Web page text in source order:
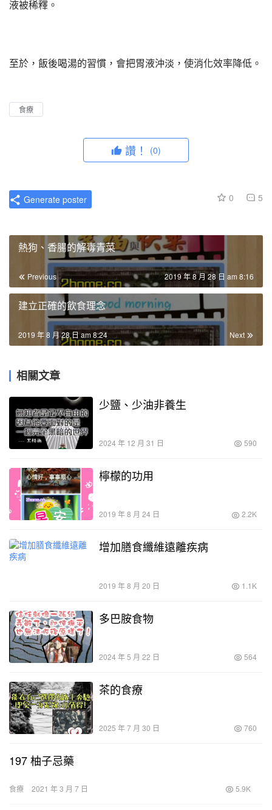
液被稀釋。
至於，飯後喝湯的習慣，會把胃液沖淡，使消化效率降低。
食療
讚！ (0)
0 5
Generate poster
熱狗、香腸的解毒青菜
Previous 2019 年 8 月 28 日 am 8:16
建立正確的飲食理念
Next
2019 年 8 月 28 日 am 8:24
相關文章
少鹽、少油非養生
2024 年 12 月 31 日 590
檸檬的功用
2019 年 8 月 24 日 2.2K
增加膳食纖維遠離疾病
2019 年 8 月 20 日 1.1K
多巴胺食物
2024 年 5 月 22 日 564
茶的食療
2025 年 7 月 30 日 760
197 柚子忌藥
食療 2021 年 3 月 7 日 5.9K